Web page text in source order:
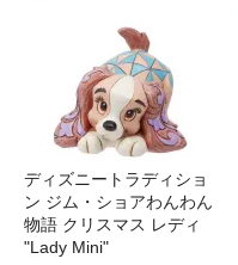
ディズニートラディショ
ン ジム・ショアわんわん
物語 クリスマス レディ
"Lady Mini"